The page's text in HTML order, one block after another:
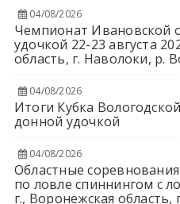
04/08/2026
Чемпионат Ивановской
удочкой 22-23 августа
область, г. Наволоки, р.
04/08/2026
Итоги Кубка
донной удочкой
04/08/2026
Областные
по ловле спиннингом с
г., Воронежская